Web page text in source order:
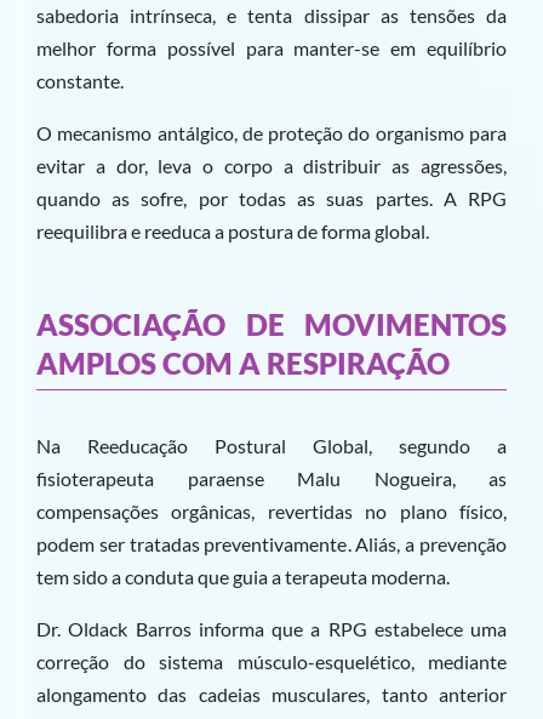
sabedoria intrínseca, e tenta dissipar as tensões da
melhor forma possível para manter-se em equilíbrio
constante.
O mecanismo antálgico, de proteção do organismo para
evitar a dor, leva o corpo a distribuir as agressões,
quando as sofre, por todas as suas partes. A RPG
reequilibra e reeduca a postura de forma global.
ASSOCIAÇÃO DE MOVIMENTOS
AMPLOS COM A RESPIRAÇÃO
Na Reeducação Postural Global, segundo a
fisioterapeuta paraense Malu Nogueira, as
compensações orgânicas, revertidas no plano físico,
podem ser tratadas preventivamente. Aliás, a prevenção
tem sido a conduta que guia a terapeuta moderna.
Dr. Oldack Barros informa que a RPG estabelece uma
correção do sistema músculo-esquelético, mediante
alongamento das cadeias musculares, tanto anterior